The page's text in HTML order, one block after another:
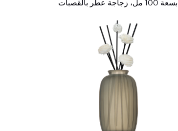
بسعة 100 مل، زجاجة عطر بالقصبات